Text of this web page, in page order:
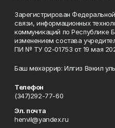
Зарегистрирован
связи, информационных
коммуникаций по Республике
изменением состава
ПИ № ТУ 02-01753 от 19 мая
Баш мөхәррир: Илгиз Вәкил
Телефон
(347)292-77-60
Эл. почта
henvil@yandex.ru